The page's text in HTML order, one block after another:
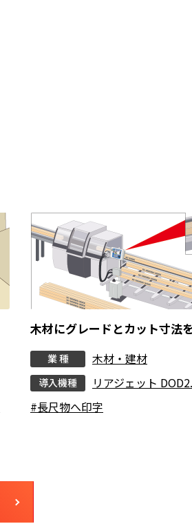
木材にグレードとカット寸法
業 種 木材・建材
導入機種
リアジェット
#長尺物へ印字